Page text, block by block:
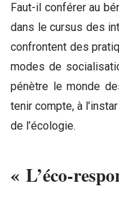
Faut-il conférer au
dans le cursus des
confrontent des
modes de
pénètre le monde
tenir compte, à
de l’écologie.
« L’éco-